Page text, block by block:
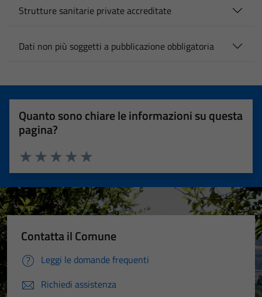
Strutture sanitarie private accreditate
Dati non più soggetti a pubblicazione obbligatoria
Quanto sono chiare le informazioni su questa
pagina?
Valuta 5 stelle su 5
Valuta 4 stelle su 5
Valuta 3 stelle su 5
Valuta 2 stelle su 5
Valuta 1 stelle su 5
Contatta il Comune
Leggi le domande frequenti
Richiedi assistenza